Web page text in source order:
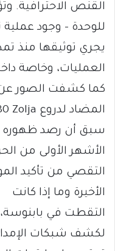
القنص الاحترافية.
للوحدة – وجود
يجري توثيقها منذ
العمليات، وخاصة
كما كشفت الصور
سبق أن رصد ظهوره
الأشهر الأولى من
التقصي من تأكيد
الأخيرة وما إذا كانت
التقطت في
لكشف شبكات